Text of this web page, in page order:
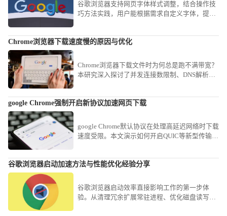
谷歌浏览器支持网页字体样式调整，结合操作技
巧方法实践，用户能根据需求自定义字体，提高
Chrome浏览器下载速度慢的原因与优化
Chrome浏览器下载文件时为何总是跑不满带宽？
本研究深入探讨了并发连接数限制、DNS解析延
您如何通过简单的参数微调，大幅缩短大型软件
google Chrome强制开启新协议加速网页下载
google Chrome默认协议在处理高延迟网络时下载
速度受限。本文演示如何开启QUIC等新型传输协
率。
谷歌浏览器启动加速方法与性能优化经验分享
谷歌浏览器启动效率直接影响工作的第一步体
验。从清理冗余扩展常驻进程、优化磁盘读写权